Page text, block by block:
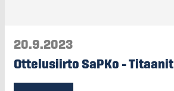
20.9.2023
Ottelusiirto SaPKo – Titaanit